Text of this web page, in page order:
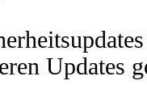
Updates